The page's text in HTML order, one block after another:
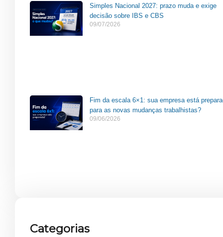
Simples Nacional 2027: prazo muda e exige
decisão sobre IBS e CBS
09/07/2026
Fim da escala 6×1: sua empresa está
para as novas mudanças trabalhistas?
09/06/2026
Categorias